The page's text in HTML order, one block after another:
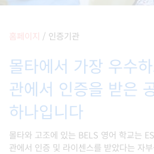
홈페이지 / 인증기관
몰타에서 가장 우수
관에서 인증을 받은
하나입니다
몰타와 고조에 있는 BELS 영어 학교는
관에서 인증 및 라이센스를 받았다는 자